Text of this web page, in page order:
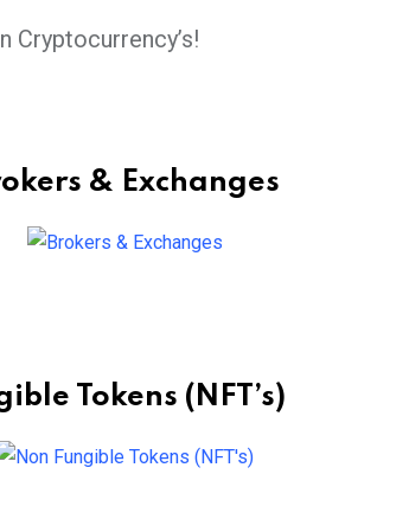
Cryptocurrency’s!
& Exchanges
Tokens (NFT’s)